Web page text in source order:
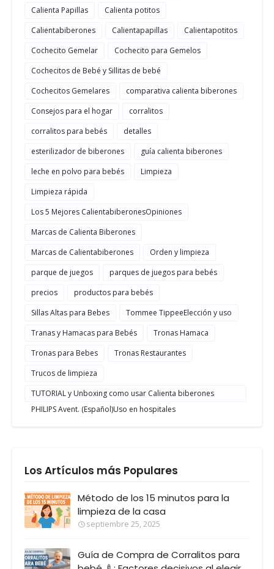
Calienta Papillas
Calienta potitos
Calientabiberones
Calientapapillas
Calientapotitos
Cochecito Gemelar
Cochecito para Gemelos
Cochecitos de Bebé y Sillitas de bebé
Cochecitos Gemelares
comparativa calienta biberones
Consejos para el hogar
corralitos
corralitos para bebés
detalles
esterilizador de biberones
guía calienta biberones
leche en polvo para bebés
Limpieza
Limpieza rápida
Los 5 Mejores CalientabiberonesOpiniones
Marcas de Calienta Biberones
Marcas de Calientabiberones
Orden y limpieza
parque de juegos
parques de juegos para bebés
precios
productos para bebés
Sillas Altas para Bebes
Tommee TippeeElección y uso
Tranas y Hamacas para Bebés
Tronas Hamaca
Tronas para Bebes
Tronas Restaurantes
Trucos de limpieza
TUTORIAL y Unboxing como usar Calienta biberones
PHILIPS Avent. (Español)Uso en hospitales
Los Artículos más Populares
Método de los 15 minutos para la
limpieza de la casa
septiembre 25, 2025
Guía de Compra de Corralitos para